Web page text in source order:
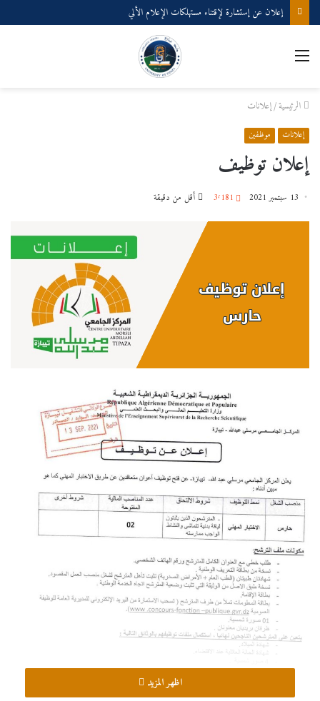
إعلان عن إستشارة لإقتناء مستهلكات الإعلام الألي
القائمة
الرئيسية/إعلانات
إعلانات موظفين
إعلان توظيف
13 سبتمبر 2021 3٬181 أقل من دقيقة
اظهر المزيد